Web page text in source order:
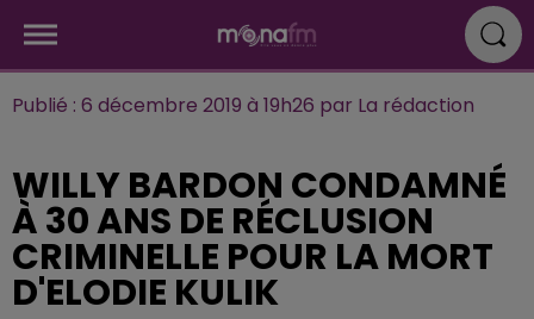
Publié : 6 décembre 2019 à 19h26 par La rédaction
WILLY BARDON CONDAMNÉ
À 30 ANS DE RÉCLUSION
CRIMINELLE POUR LA MORT
D'ELODIE KULIK